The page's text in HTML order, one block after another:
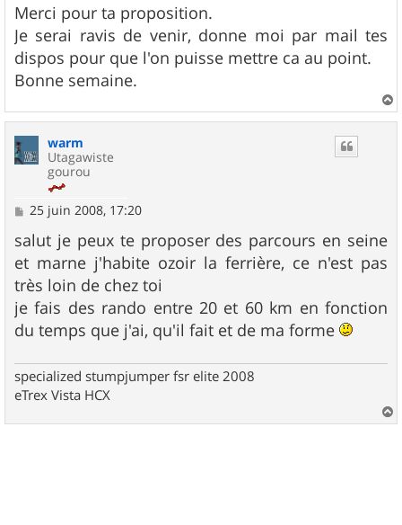
s
s
a
g
e
Merci pour ta proposition.
Je serai ravis de venir, donne moi par mail tes
dispos pour que l'on puisse mettre ca au point.
Bonne semaine.
a
warm
Utagawiste
gourou
M
s
s
a
g
e
25 juin 2008, 17:20
salut je peux te proposer des parcours en seine
et marne j'habite ozoir la ferrière, ce n'est pas
très loin de chez toi
je fais des rando entre 20 et 60 km en fonction
du temps que j'ai, qu'il fait et de ma forme
specialized stumpjumper fsr elite 2008
eTrex Vista HCX
a